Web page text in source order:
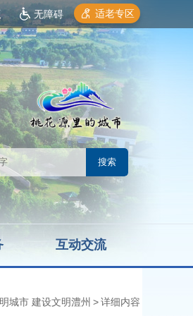
无障碍 适老专区
互动交流
城市 建设文明澧州 >详细内容